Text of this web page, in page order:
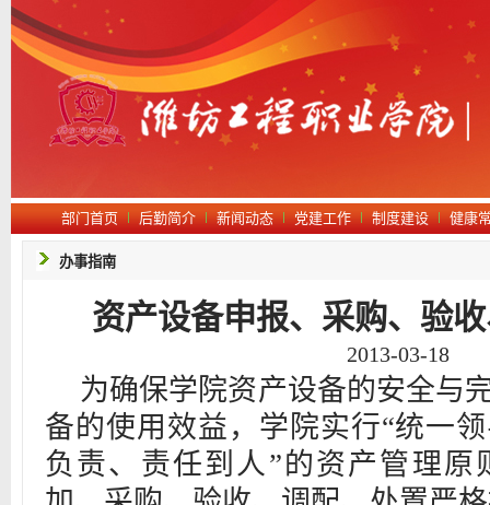
部门首页 后勤简介 新闻动态 党建工作 制度建设 健康
办事指南
资产设备申报、采购、验
2013-03-18
为确保学院资产设备的安全与
备的使用效益，学院实行“统一
负责、责任到人”的资产管理原